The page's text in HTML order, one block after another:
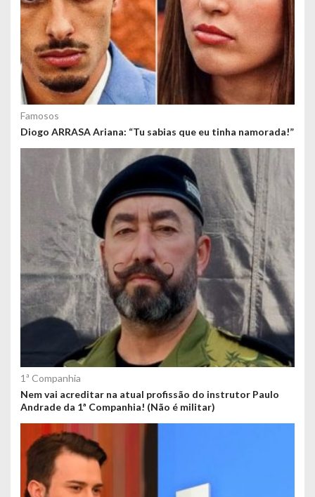
Famosos
Diogo ARRASA Ariana: “Tu sabias que eu tinha namorada!”
1ª Companhia
Nem vai acreditar na atual profissão do instrutor Paulo
Andrade da 1ª Companhia! (Não é militar)